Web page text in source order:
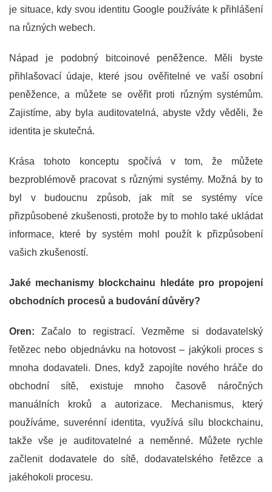
je situace, kdy svou identitu Google používáte k přihlášení
na různých webech.
Nápad je podobný bitcoinové peněžence. Měli byste
přihlašovací údaje, které jsou ověřitelné ve vaší osobní
peněžence, a můžete se ověřit proti různým systémům.
Zajistíme, aby byla auditovatelná, abyste vždy věděli, že
identita je skutečná.
Krása tohoto konceptu spočívá v tom, že můžete
bezproblémově pracovat s různými systémy. Možná by to
byl v budoucnu způsob, jak mít se systémy více
přizpůsobené zkušenosti, protože by to mohlo také ukládat
informace, které by systém mohl použít k přizpůsobení
vašich zkušeností.
Jaké mechanismy blockchainu hledáte pro propojení
obchodních procesů a budování důvěry?
Oren:Začalo to registrací. Vezměme si dodavatelský
řetězec nebo objednávku na hotovost – jakýkoli proces s
mnoha dodavateli. Dnes, když zapojíte nového hráče do
obchodní sítě, existuje mnoho časově náročných
manuálních kroků a autorizace. Mechanismus, který
používáme, suverénní identita, využívá sílu blockchainu,
takže vše je auditovatelné a neměnné. Můžete rychle
začlenit dodavatele do sítě, dodavatelského řetězce a
jakéhokoli procesu.